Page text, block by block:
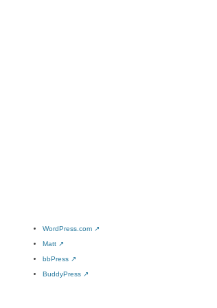
WordPress.com ↗
Matt ↗
bbPress ↗
BuddyPress ↗